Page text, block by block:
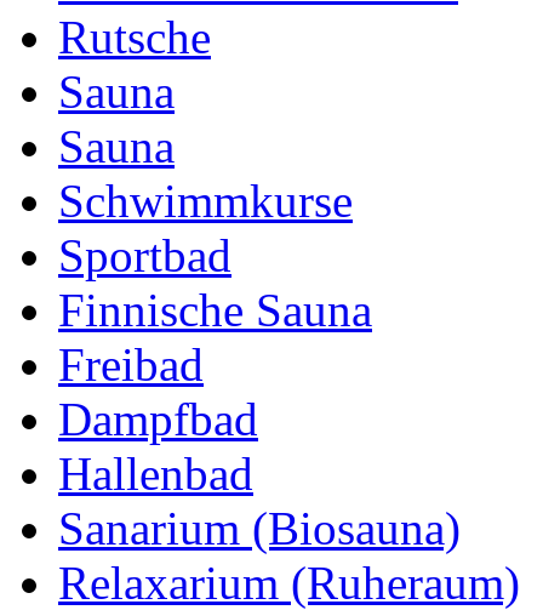
Rutsche
Sauna
Sauna
Schwimmkurse
Sportbad
Finnische Sauna
Freibad
Dampfbad
Hallenbad
Sanarium (Biosauna)
Relaxarium (Ruheraum)